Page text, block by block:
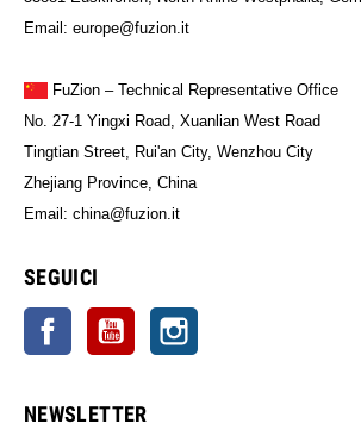
Email: europe@fuzion.it
FuZion – Technical Representative Office
No. 27-1 Yingxi Road, Xuanlian West Road
Tingtian Street, Rui'an City, Wenzhou City
Zhejiang Province, China
Email: china@fuzion.it
SEGUICI
Facebook YouTube
NEWSLETTER